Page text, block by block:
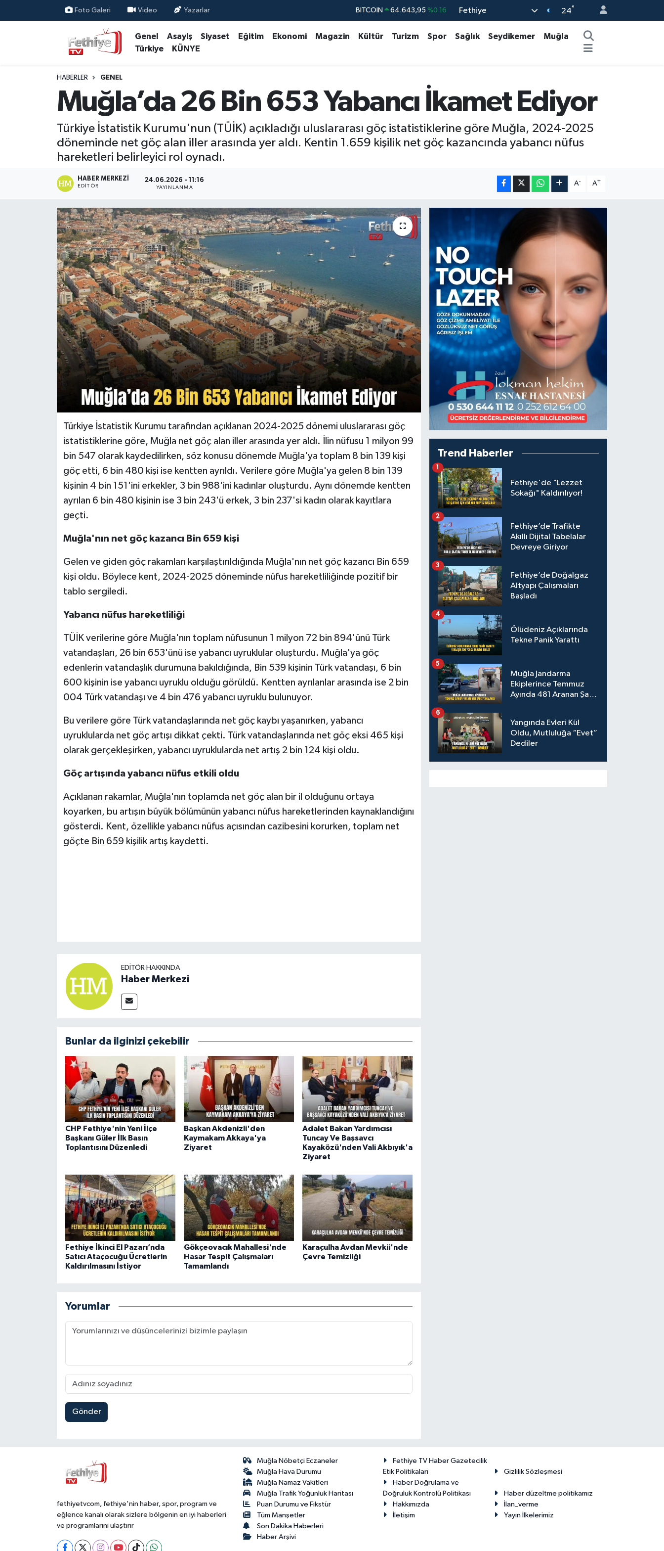
Foto Galeri Video Yazarlar DOLAR 47,6006 %0.06
13.799
Fethiye 24°
Genel Asayiş Siyaset Eğitim Ekonomi Magazin Kültür Turizm Spor Sağlık Seydikemer
Muğla
Türkiye
KÜNYE
HABERLER GENEL
Muğla’da 26 Bin 653 Yabancı İkamet Ediyor
Türkiye İstatistik Kurumu'nun (TÜİK) açıkladığı uluslararası göç istatistiklerine göre Muğla, 2024-2025
döneminde net göç alan iller arasında yer aldı. Kentin 1.659 kişilik net göç kazancında yabancı nüfus
hareketleri belirleyici rol oynadı.
HABER MERKEZI
EDITÖR
24.06.2026 - 11:16
YAYINLANMA
A- A+
Türkiye İstatistik Kurumu tarafından açıklanan 2024-2025 dönemi uluslararası göç
istatistiklerine göre, Muğla net göç alan iller arasında yer aldı. İlin nüfusu 1 milyon 99
bin 547 olarak kaydedilirken, söz konusu dönemde Muğla'ya toplam 8 bin 139 kişi
göç etti, 6 bin 480 kişi ise kentten ayrıldı. Verilere göre Muğla'ya gelen 8 bin 139
kişinin 4 bin 151'ini erkekler, 3 bin 988'ini kadınlar oluşturdu. Aynı dönemde kentten
ayrılan 6 bin 480 kişinin ise 3 bin 243'ü erkek, 3 bin 237'si kadın olarak kayıtlara
geçti.
Muğla'nın net göç kazancı Bin 659 kişi
Gelen ve giden göç rakamları karşılaştırıldığında Muğla'nın net göç kazancı Bin 659
kişi oldu. Böylece kent, 2024-2025 döneminde nüfus hareketliliğinde pozitif bir
tablo sergiledi.
Yabancı nüfus hareketliliği
TÜİK verilerine göre Muğla'nın toplam nüfusunun 1 milyon 72 bin 894'ünü Türk
vatandaşları, 26 bin 653'ünü ise yabancı uyruklular oluşturdu. Muğla'ya göç
edenlerin vatandaşlık durumuna bakıldığında, Bin 539 kişinin Türk vatandaşı, 6 bin
600 kişinin ise yabancı uyruklu olduğu görüldü. Kentten ayrılanlar arasında ise 2 bin
004 Türk vatandaşı ve 4 bin 476 yabancı uyruklu bulunuyor.
Bu verilere göre Türk vatandaşlarında net göç kaybı yaşanırken, yabancı
uyruklularda net göç artışı dikkat çekti. Türk vatandaşlarında net göç eksi 465 kişi
olarak gerçekleşirken, yabancı uyruklularda net artış 2 bin 124 kişi oldu.
Göç artışında yabancı nüfus etkili oldu
Açıklanan rakamlar, Muğla'nın toplamda net göç alan bir il olduğunu ortaya
koyarken, bu artışın büyük bölümünün yabancı nüfus hareketlerinden kaynaklandığını
gösterdi. Kent, özellikle yabancı nüfus açısından cazibesini korurken, toplam net
göçte Bin 659 kişilik artış kaydetti.
EDITÖR HAKKINDA
Haber Merkezi
Bunlar da ilginizi çekebilir
CHP Fethiye'nin Yeni İlçe
Başkanı Güler İlk Basın
Toplantısını Düzenledi
Başkan Akdenizli'den
Kaymakam Akkaya'ya
Ziyaret
Adalet Bakan Yardımcısı
Tuncay Ve Başsavcı
Kayaközü'nden Vali Akbıyık'a
Ziyaret
Fethiye İkinci El Pazarı’nda
Satıcı Ataçocuğu Ücretlerin
Kaldırılmasını İstiyor
Gökçeovacık Mahallesi'nde
Hasar Tespit Çalışmaları
Tamamlandı
Karaçulha Avdan Mevkii'nde
Çevre Temizliği
Yorumlar
Gönder
Trend Haberler
Fethiye'de "Lezzet
Sokağı" Kaldırılıyor!
1
Fethiye’de Trafikte
Akıllı Dijital Tabelalar
Devreye Giriyor
2
Fethiye’de Doğalgaz
Altyapı Çalışmaları
Başladı
3
Ölüdeniz Açıklarında
Tekne Panik Yarattı
4
Muğla Jandarma
Ekiplerince Temmuz
Ayında 481 Aranan Şahıs
5
Yangında Evleri Kül
Oldu, Mutluluğa “Evet”
Dediler
6
fethiyetvcom, fethiye'nin haber, spor, program ve
eğlence kanalı olarak sizlere bölgenin en iyi haberleri
ve programlarını ulaştırır
Muğla Nöbetçi Eczaneler
Muğla Hava Durumu
Muğla Namaz Vakitleri
Muğla Trafik Yoğunluk Haritası
Puan Durumu ve Fikstür
Tüm Manşetler
Son Dakika Haberleri
Haber Arşivi
Fethiye TV Haber Gazetecilik
Etik Politikaları
Gizlilik Sözleşmesi
Haber Doğrulama ve
Doğruluk Kontrolü Politikası
Haber düzeltme politikamız
Hakkımızda
İlan_verme
İletişim
Yayın İlkelerimiz
Ekonomi
Magazin
Muğla Nöbetçi Eczaneler
Muğla Trafik Yoğunluk Haritası
Süper Lig Puan Durumu ve Fikstür
Tüm Manşetler
Son Dakika Haberleri
Haber Arşivi